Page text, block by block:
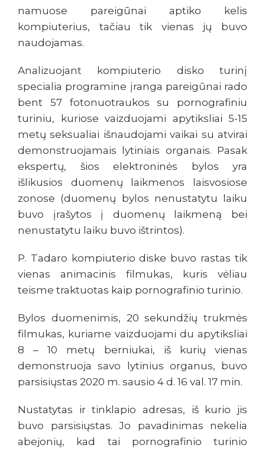
namuose pareigūnai aptiko kelis
kompiuterius, tačiau tik vienas jų buvo
naudojamas.
Analizuojant kompiuterio disko turinį
specialia programine įranga pareigūnai rado
bent 57 fotonuotraukos su pornografiniu
turiniu, kuriose vaizduojami apytiksliai 5-15
metų seksualiai išnaudojami vaikai su atvirai
demonstruojamais lytiniais organais. Pasak
ekspertų, šios elektroninės bylos yra
išlikusios duomenų laikmenos laisvosiose
zonose (duomenų bylos nenustatytu laiku
buvo įrašytos į duomenų laikmeną bei
nenustatytu laiku buvo ištrintos).
P. Tadaro kompiuterio diske buvo rastas tik
vienas animacinis filmukas, kuris vėliau
teisme traktuotas kaip pornografinio turinio.
Bylos duomenimis, 20 sekundžių trukmės
filmukas, kuriame vaizduojami du apytiksliai
8 – 10 metų berniukai, iš kurių vienas
demonstruoja savo lytinius organus, buvo
parsisiųstas 2020 m. sausio 4 d. 16 val. 17 min.
Nustatytas ir tinklapio adresas, iš kurio jis
buvo parsisiųstas. Jo pavadinimas nekelia
abejonių, kad tai pornografinio turinio